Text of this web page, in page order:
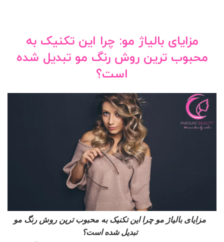
مزایای بالیاژ مو: چرا این تکنیک به
محبوب ترین روش رنگ مو تبدیل شده
است؟
مزایای بالیاژ مو چرا این تکنیک به محبوب ترین روش رنگ مو
تبدیل شده است؟